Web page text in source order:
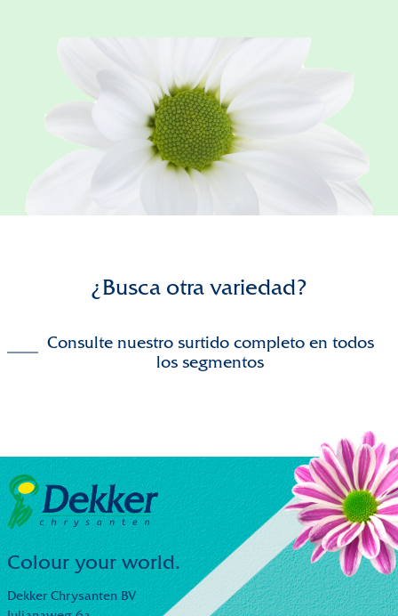
¿Busca otra variedad?
Consulte nuestro surtido completo en todos
los segmentos
Colour your world.
Dekker Chrysanten BV